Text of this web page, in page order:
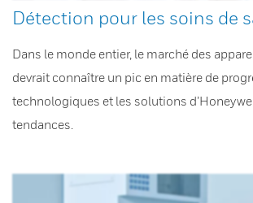
Détection pour les soins de
Dans le monde entier, le marché des
devrait connaître un pic en matière de
technologiques et les solutions
tendances.